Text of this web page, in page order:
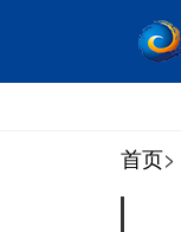
首页>